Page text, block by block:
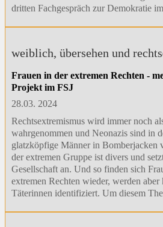
dritten Fachgespräch zur Demokratie
weiblich, übersehen und
Frauen in der extremen Rechten -
Projekt im FSJ
28.03. 2024
Rechtsextremismus wird immer noch
wahrgenommen und Neonazis sind in
glatzköpfige Männer in Bomberjacken
der extremen Gruppe ist divers und
Gesellschaft an. Und so finden sich
extremen Rechten wieder, werden
Täterinnen identifiziert. Um diesem